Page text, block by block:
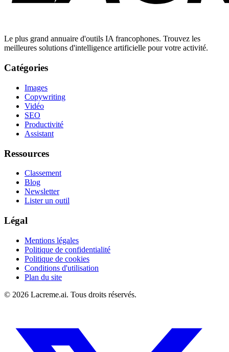
Le plus grand annuaire d'outils IA francophones. Trouvez les
meilleures solutions d'intelligence artificielle pour votre activité.
Catégories
Images
Copywriting
Vidéo
SEO
Productivité
Assistant
Ressources
Classement
Blog
Newsletter
Lister un outil
Légal
Mentions légales
Politique de confidentialité
Politique de cookies
Conditions d'utilisation
Plan du site
© 2026 Lacreme.ai. Tous droits réservés.